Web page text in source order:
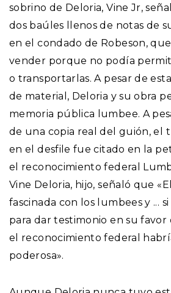
sobrino de Deloria, Vine Jr,
dos baúles llenos de notas de
en el condado de Robeson,
vender porque no podía
o transportarlas. A pesar de
de material, Deloria y su obra
memoria pública lumbee. A
de una copia real del guión, el
en el desfile fue citado en la
el reconocimiento federal
Vine Deloria, hijo, señaló que
fascinada con los lumbees y ...
para dar testimonio en su
el reconocimiento federal
poderosa».